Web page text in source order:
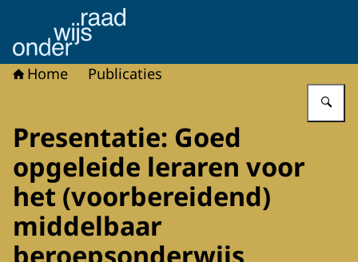
Naar de homepage van Onderwijsraad
Home Publicaties
Presentatie: Goed
opgeleide leraren voor
het (voorbereidend)
middelbaar